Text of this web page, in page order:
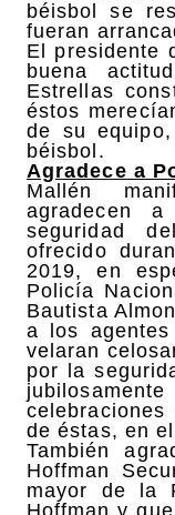
béisbol se
fueran
El presidente
buena
Estrellas
éstos
de su
béisbol.
Agradece a
Mallén
agradecen
seguridad
ofrecido
2019, en
Policía
Bautista
a los
velaran
por la
de éstas, en
También
Hoffman
mayor de la
Hoffman y